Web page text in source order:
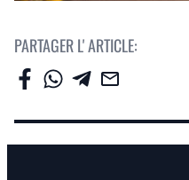
PARTAGER L' ARTICLE: